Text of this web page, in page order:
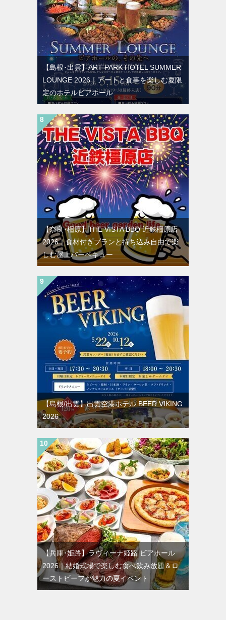
【島根･出雲】ART PARK HOTEL SUMMER
LOUNGE 2026｜アートと食事を楽しむ夏限
定のホテルビアホール
【奈良･橿原】THE VISTA BBQ 近鉄橿原店
2026｜食材付きプランと持ち込み自由で楽
しむ屋上バーベキュー
【島根/出雲】出雲空港ホテル BEER VIKING
2026
【兵庫･姫路】ラヴィーナ姫路 ビアホール
2026｜結婚式場で楽しむ食べ飲み放題＆ロ
ーストビーフが魅力の夏イベント